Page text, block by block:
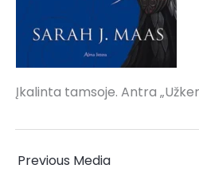
Įkalinta tamsoje. Antra
Previous Media